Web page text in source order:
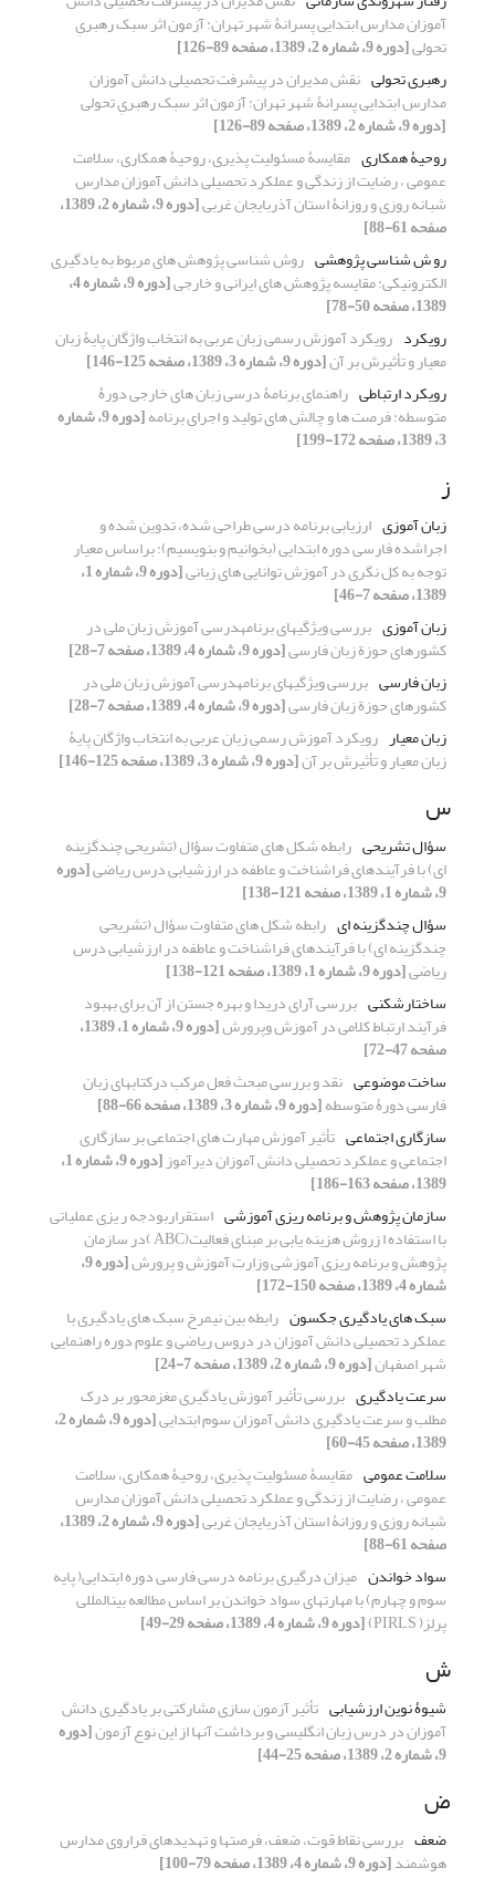
آموزان مدارس ابتدایی پسرانۀ شهر تهران: آزمون اثر سبک رهبریِ
تحولی[دوره 9، شماره 2، 1389، صفحه 89-126]
رهبری تحولی نقش مدیران در پیشرفت تحصیلی دانش آموزان
مدارس ابتدایی پسرانۀ شهر تهران: آزمون اثر سبک رهبریِ تحولی
[دوره 9، شماره 2، 1389، صفحه 89-126]
روحیۀ همکاری مقایسۀ مسئولیت پذیری، روحیۀ همکاری، سلامت
عمومی ، رضایت از زندگی و عملکرد تحصیلی دانش آموزان مدارس
شبانه روزی و روزانۀ استان آذربایجان غربی [دوره 9، شماره 2، 1389،
صفحه 61-88]
رو ش شناسی پژوهشی روش شناسی پژوهش های مربوط به یادگیری
الکترونیکی: مقایسه پژوهش های ایرانی و خارجی [دوره 9، شماره 4،
1389، صفحه 50-78]
رویکرد رویکرد آموزش رسمی زبان عربی به انتخاب واژگان پایۀ زبان
معیار و تأثیرش بر آن[دوره 9، شماره 3، 1389، صفحه 125-146]
رویکرد ارتباطی راهنمای برنامۀ درسی زبان های خارجی دورۀ
متوسطه: فرصت ها و چالش های تولید و اجرای برنامه [دوره 9، شماره
3، 1389، صفحه 172-199]
ز
زبان آموزی ارزیابی برنامه درسی طراحی شده، تدوین شده و
اجراشده فارسی دوره ابتدایی (بخوانیم و بنویسیم): براساس معیار
توجه به کل نگری در آموزش توانایی های زبانی [دوره 9، شماره 1،
1389، صفحه 7-46]
زبان آموزی بررسی ویژگیهای برنامهدرسی آموزش زبان ملی در
کشورهای حوزة زبان فارسی[دوره 9، شماره 4، 1389، صفحه 7-28]
زبان فارسی بررسی ویژگیهای برنامهدرسی آموزش زبان ملی در
کشورهای حوزة زبان فارسی[دوره 9، شماره 4، 1389، صفحه 7-28]
زبان معیار رویکرد آموزش رسمی زبان عربی به انتخاب واژگان پایۀ
زبان معیار و تأثیرش بر آن[دوره 9، شماره 3، 1389، صفحه 125-146]
س
سؤال تشریحی رابطه شکل های متفاوت سؤال (تشریحی چندگزینه
ای) با فرآیندهای فراشناخت و عاطفه در ارزشیابی درس ریاضی[دوره
9، شماره 1، 1389، صفحه 121-138]
سؤال چندگزینه ای رابطه شکل های متفاوت سؤال (تشریحی
چندگزینه ای) با فرآیندهای فراشناخت و عاطفه در ارزشیابی درس
ریاضی[دوره 9، شماره 1، 1389، صفحه 121-138]
ساختارشکنی بررسی آرای دریدا و بهره جستن از آن برای بهبود
فرآیند ارتباط کلامی در آموزش وپرورش [دوره 9، شماره 1، 1389،
صفحه 47-72]
ساخت موضوعی نقد و بررسی مبحث فعل مرکب درکتابهای زبان
فارسی دورۀ متوسطه[دوره 9، شماره 3، 1389، صفحه 66-88]
سازگاری اجتماعی تأثیر آموزش مهارت های اجتماعی بر سازگاری
اجتماعی و عملکرد تحصیلی دانش آموزان دیرآموز [دوره 9، شماره 1،
1389، صفحه 163-186]
سازمان پژوهش و برنامه ریزی آموزشی استقراربودجه ر یزی عملیاتی
با استفاده ا زروش هزینه یابی بر مبنای فعالیت(ABC )در سازمان
پژوهش و برنامه ریزی آموزشی وزارت آموزش و پرورش [دوره 9،
شماره 4، 1389، صفحه 150-172]
سبک های یادگیری جکسون رابطه بین نیمرخ سبک های یادگیری با
عملکرد تحصیلی دانش آموزان در دروس ریاضی و علوم دوره راهنمایی
شهر اصفهان[دوره 9، شماره 2، 1389، صفحه 7-24]
سرعت یادگیری بررسی تأثیر آموزش یادگیری مغزمحور بر درک
مطلب و سرعت یادگیری دانش آموزان سوم ابتدایی [دوره 9، شماره 2،
1389، صفحه 45-60]
سلامت عمومی مقایسۀ مسئولیت پذیری، روحیۀ همکاری، سلامت
عمومی ، رضایت از زندگی و عملکرد تحصیلی دانش آموزان مدارس
شبانه روزی و روزانۀ استان آذربایجان غربی [دوره 9، شماره 2، 1389،
صفحه 61-88]
سواد خواندن میزان درگیری برنامه درسی فارسی دوره ابتدایی( پایه
سوم و چهارم) با مهارتهای سواد خواندن بر اساس مطالعه بینالمللی
پرلز( PIRLS) [دوره 9، شماره 4، 1389، صفحه 29-49]
ش
شیوۀ نوین ارزشیابی تأثیر آزمون سازی مشارکتی بر یادگیری دانش
آموزان در درس زبان انگلیسی و برداشت آنها از این نوع آزمون[دوره
9، شماره 2، 1389، صفحه 25-44]
ض
ضعف بررسی نقاط قوت، ضعف، فرصتها و تهدیدهای فراروی مدارس
هوشمند[دوره 9، شماره 4، 1389، صفحه 79-100]